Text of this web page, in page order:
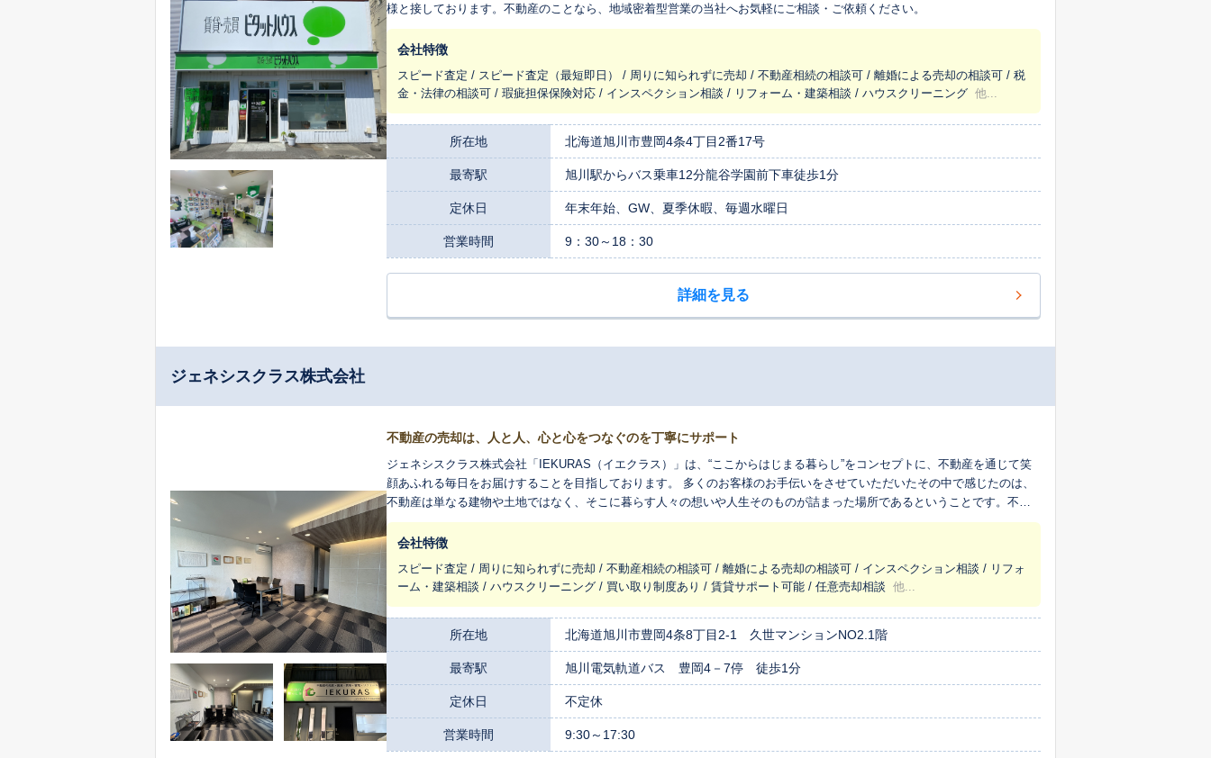
様と接しております。不動産のことなら、地域密着型営業の当社へお気軽にご相談・ご依頼ください。
会社特徴
スピード査定 / スピード査定（最短即日） / 周りに知られずに売却 / 不動産相続の相談可 / 離婚による売却の相談可 / 税
金・法律の相談可 / 瑕疵担保保険対応 / インスペクション相談 / リフォーム・建築相談 / ハウスクリーニング 他...
所在地 北海道旭川市豊岡4条4丁目2番17号
最寄駅 旭川駅からバス乗車12分龍谷学園前下車徒歩1分
定休日 年末年始、GW、夏季休暇、毎週水曜日
営業時間 9：30～18：30
詳細を見る
ジェネシスクラス株式会社
不動産の売却は、人と人、心と心をつなぐのを丁寧にサポート
ジェネシスクラス株式会社「IEKURAS（イエクラス）」は、“ここからはじまる暮らし”をコンセプトに、不動産を通じて笑
顔あふれる毎日をお届けすることを目指しております。 多くのお客様のお手伝いをさせていただいたその中で感じたのは、
不動産は単なる建物や土地ではなく、そこに暮らす人々の想いや人生そのものが詰まった場所であるということです。不動
産の仕事は、人と人、心と心をつなぐ仕事です。 私たちは常にお客様の立場に立ち、誠実に、そして温かく寄り添いながら
売却のサポートをいたします。
会社特徴
スピード査定 / 周りに知られずに売却 / 不動産相続の相談可 / 離婚による売却の相談可 / インスペクション相談 / リフォ
ーム・建築相談 / ハウスクリーニング / 買い取り制度あり / 賃貸サポート可能 / 任意売却相談 他...
所在地 北海道旭川市豊岡4条8丁目2‐1 久世マンションNO2.1階
最寄駅 旭川電気軌道バス 豊岡4－7停 徒歩1分
定休日 不定休
営業時間 9:30～17:30